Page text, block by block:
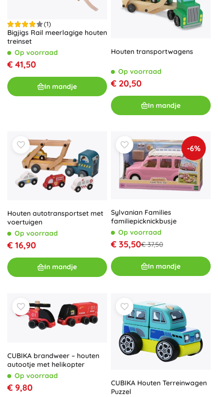
(1)
Bigjigs Rail meerlagige houten
treinset
Op voorraad
€ 41,50
In mandje
Houten transportwagens
Op voorraad
€ 20,50
In mandje
Houten autotransportset met
voertuigen
Op voorraad
€ 16,90
In mandje
-6%
Sylvanian Families
familiepicknickbusje
Op voorraad
€ 35,50€ 37,50
In mandje
CUBIKA brandweer – houten
autootje met helikopter
Op voorraad
€ 9,80
CUBIKA Houten Terreinwagen
Puzzel